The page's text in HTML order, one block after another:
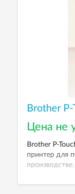
Brother
Цена не
Brother P-
принтер для